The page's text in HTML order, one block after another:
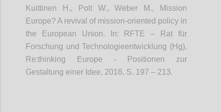
Kuittinen H., Polt W., Weber M., Mission
Europe? A revival of mission-oriented policy in
the European Union. In: RFTE – Rat für
Forschung und Technologieentwicklung (Hg),
Re:thinking Europe - Positionen zur
Gestaltung einer Idee, 2018, S. 197 – 213.